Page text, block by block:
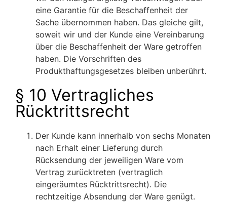
eine Garantie für die Beschaffenheit der
Sache übernommen haben. Das gleiche gilt,
soweit wir und der Kunde eine Vereinbarung
über die Beschaffenheit der Ware getroffen
haben. Die Vorschriften des
Produkthaftungsgesetzes bleiben unberührt.
§ 10 Vertragliches
Rücktrittsrecht
Der Kunde kann innerhalb von sechs Monaten
nach Erhalt einer Lieferung durch
Rücksendung der jeweiligen Ware vom
Vertrag zurücktreten (vertraglich
eingeräumtes Rücktrittsrecht). Die
rechtzeitige Absendung der Ware genügt.